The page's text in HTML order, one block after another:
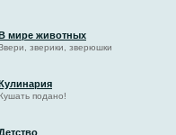
мире животных
зверики, зверюшки
подано!